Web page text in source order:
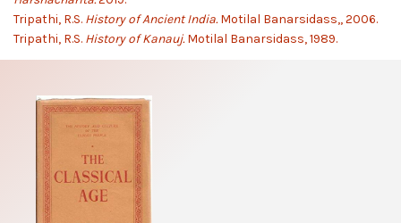
Tripathi, R.S. History of Ancient India.Motilal Banarsidass,, 2006.
Tripathi, R.S. History of Kanauj.Motilal Banarsidass, 1989.